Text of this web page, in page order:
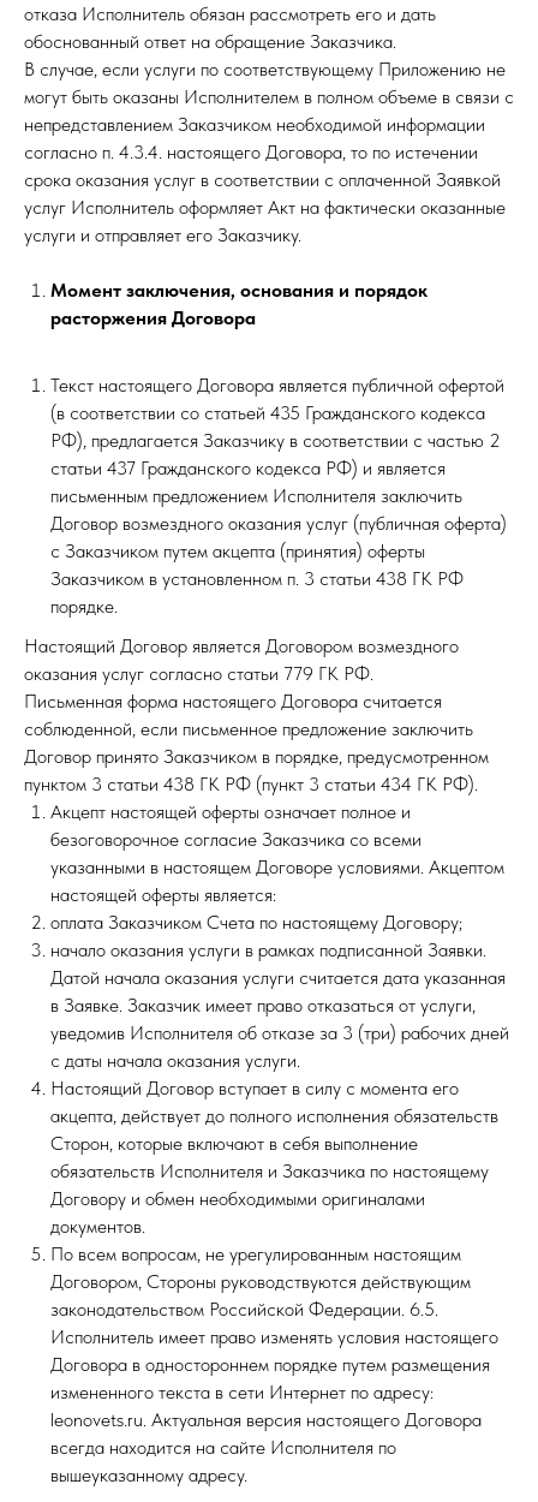
отказа Исполнитель обязан рассмотреть его и дать
обоснованный ответ на обращение Заказчика.
В случае, если услуги по соответствующему Приложению не
могут быть оказаны Исполнителем в полном объеме в связи с
непредставлением Заказчиком необходимой информации
согласно п. 4.3.4. настоящего Договора, то по истечении
срока оказания услуг в соответствии с оплаченной Заявкой
услуг Исполнитель оформляет Акт на фактически оказанные
услуги и отправляет его Заказчику.
Момент заключения, основания и порядок
расторжения Договора
Текст настоящего Договора является публичной офертой
(в соответствии со статьей 435 Гражданского кодекса
РФ), предлагается Заказчику в соответствии с частью 2
статьи 437 Гражданского кодекса РФ) и является
письменным предложением Исполнителя заключить
Договор возмездного оказания услуг (публичная оферта)
с Заказчиком путем акцепта (принятия) оферты
Заказчиком в установленном п. 3 статьи 438 ГК РФ
порядке.
Настоящий Договор является Договором возмездного
оказания услуг согласно статьи 779 ГК РФ.
Письменная форма настоящего Договора считается
соблюденной, если письменное предложение заключить
Договор принято Заказчиком в порядке, предусмотренном
пунктом 3 статьи 438 ГК РФ (пункт 3 статьи 434 ГК РФ).
Акцепт настоящей оферты означает полное и
безоговорочное согласие Заказчика со всеми
указанными в настоящем Договоре условиями. Акцептом
настоящей оферты является:
оплата Заказчиком Счета по настоящему Договору;
начало оказания услуги в рамках подписанной Заявки.
Датой начала оказания услуги считается дата указанная
в Заявке. Заказчик имеет право отказаться от услуги,
уведомив Исполнителя об отказе за 3 (три) рабочих дней
с даты начала оказания услуги.
Настоящий Договор вступает в силу с момента его
акцепта, действует до полного исполнения обязательств
Сторон, которые включают в себя выполнение
обязательств Исполнителя и Заказчика по настоящему
Договору и обмен необходимыми оригиналами
документов.
По всем вопросам, не урегулированным настоящим
Договором, Стороны руководствуются действующим
законодательством Российской Федерации. 6.5.
Исполнитель имеет право изменять условия настоящего
Договора в одностороннем порядке путем размещения
измененного текста в сети Интернет по адресу:
leonovets.ru. Актуальная версия настоящего Договора
всегда находится на сайте Исполнителя по
вышеуказанному адресу.